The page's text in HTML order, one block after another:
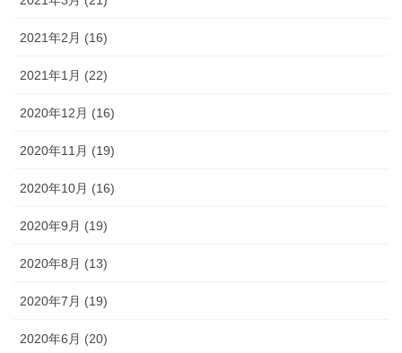
2021年2月 (16)
2021年1月 (22)
2020年12月 (16)
2020年11月 (19)
2020年10月 (16)
2020年9月 (19)
2020年8月 (13)
2020年7月 (19)
2020年6月 (20)